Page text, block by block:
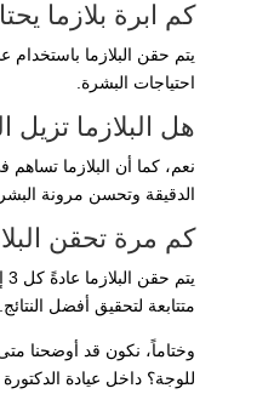
كم ابرة بلازما
يتم حقن البلازما
احتياجات البشرة.
هل البلازما تزيل
نعم، كما أن البلازما
الدقيقة وتحسن مرونة
كم مرة تحقن
متتابعة لتحقيق أفضل النتائج.
وختاماً، نكون قد أوضحنا
للوجة؟ داخل عيادة